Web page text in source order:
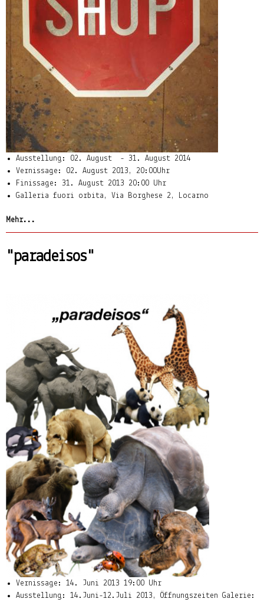
Ausstellung: 02. August - 31. August 2014
Vernissage: 02. August 2013, 20:00Uhr
Finissage: 31. August 2013 20:00 Uhr
Galleria fuori orbita, Via Borghese 2, Locarno
Mehr...
"paradeisos"
Vernissage: 14. Juni 2013 19:00 Uhr
Ausstellung: 14.Juni-12.Juli 2013, Öffnungszeiten Galerie: